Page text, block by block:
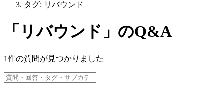
タグ: リバウンド
「 リバウンド 」のQ&A
1件の質問が見つかりました